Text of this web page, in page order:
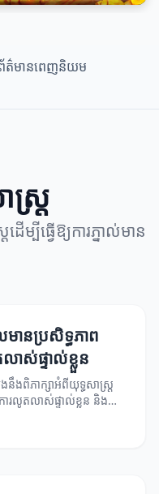
ត៌មានពេញនិយម
ត្រ
បីធ្វើឱ្យការភ្នាល់មាន
មានប្រសិទ្ធភាព
ាស់ផ្ទាល់ខ្លួន
នឹងពិភាក្សាអំពីយុទ្ធសាស្ត្រ
ារលូតលាស់ផ្ទាល់ខ្លួន និង